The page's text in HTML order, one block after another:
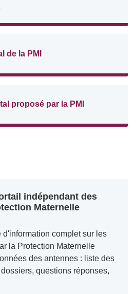
de la PMI
proposé par la PMI
indépendant des
Maternelle
d'information complet sur les
la Protection Maternelle
des antennes : liste des
questions réponses,